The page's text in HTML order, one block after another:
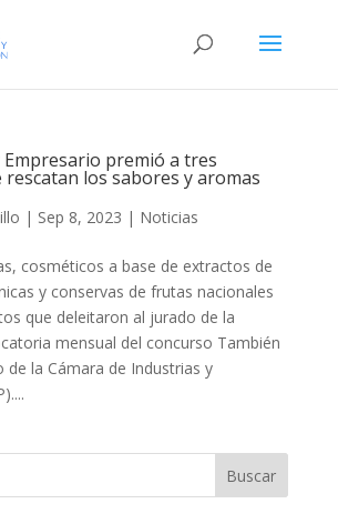
Empresario premió a tres
rescatan los sabores y aromas
| Sep 8, 2023 | Noticias
cosméticos a base de extractos de
y conservas de frutas nacionales
que deleitaron al jurado de la
mensual del concurso También
de la Cámara de Industrias y